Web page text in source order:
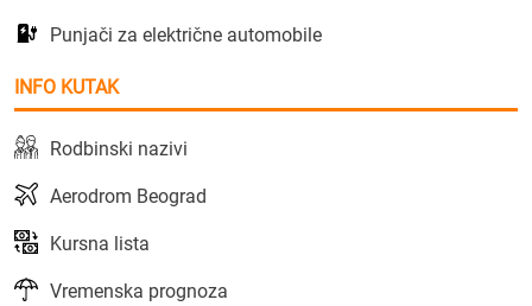
Punjači za električne automobile
INFO KUTAK
Rodbinski nazivi
Aerodrom Beograd
Kursna lista
Vremenska prognoza